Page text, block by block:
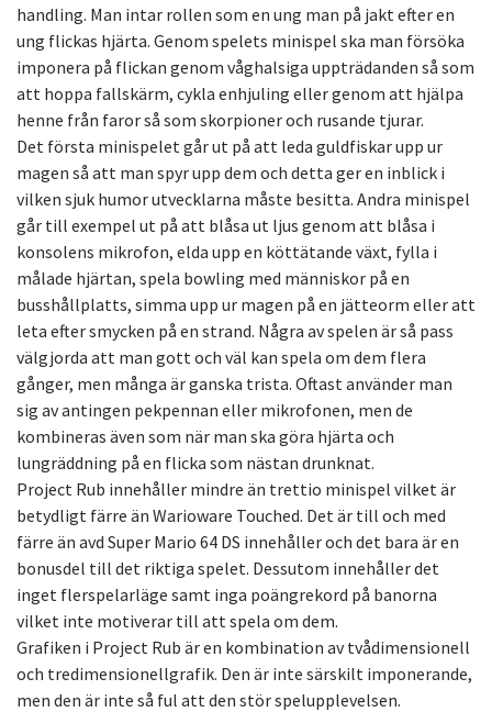
handling. Man intar rollen som en ung man på jakt efter en
ung flickas hjärta. Genom spelets minispel ska man försöka
imponera på flickan genom våghalsiga uppträdanden så som
att hoppa fallskärm, cykla enhjuling eller genom att hjälpa
henne från faror så som skorpioner och rusande tjurar.
Det första minispelet går ut på att leda guldfiskar upp ur
magen så att man spyr upp dem och detta ger en inblick i
vilken sjuk humor utvecklarna måste besitta. Andra minispel
går till exempel ut på att blåsa ut ljus genom att blåsa i
konsolens mikrofon, elda upp en köttätande växt, fylla i
målade hjärtan, spela bowling med människor på en
busshållplatts, simma upp ur magen på en jätteorm eller att
leta efter smycken på en strand. Några av spelen är så pass
välgjorda att man gott och väl kan spela om dem flera
gånger, men många är ganska trista. Oftast använder man
sig av antingen pekpennan eller mikrofonen, men de
kombineras även som när man ska göra hjärta och
lungräddning på en flicka som nästan drunknat.
Project Rub innehåller mindre än trettio minispel vilket är
betydligt färre än Warioware Touched. Det är till och med
färre än avd Super Mario 64 DS innehåller och det bara är en
bonusdel till det riktiga spelet. Dessutom innehåller det
inget flerspelarläge samt inga poängrekord på banorna
vilket inte motiverar till att spela om dem.
Grafiken i Project Rub är en kombination av tvådimensionell
och tredimensionellgrafik. Den är inte särskilt imponerande,
men den är inte så ful att den stör spelupplevelsen.